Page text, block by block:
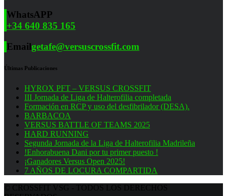
WhatsAPP
+34 640 835 165
Emailgetafe@versuscrossfit.com
Últimas Publicaciones
HYROX PFT – VERSUS CROSSFIT
III Jornada de Liga de Halterofilia completada
Formación en RCP y uso del desfibrilador (DESA).
BARBACOA
VERSUS BATTLE OF TEAMS 2025
HARD RUNNING
Segunda Jornada de la Liga de Halterofilia Madrileña
!Enhorabuena Dani por tu primer puesto !
¡Ganadores Versus Open 2025!
7 AÑOS DE LOCURA COMPARTIDA